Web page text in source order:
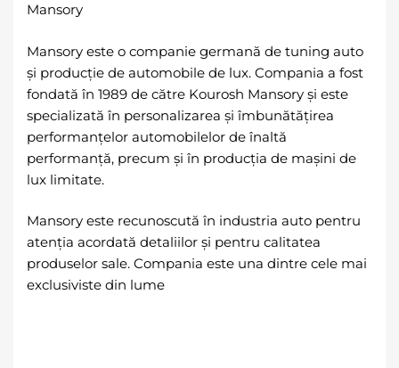
Mansory
Mansory este o companie germană de tuning auto
și producție de automobile de lux. Compania a fost
fondată în 1989 de către Kourosh Mansory și este
specializată în personalizarea și îmbunătățirea
performanțelor automobilelor de înaltă
performanță, precum și în producția de mașini de
lux limitate.
Mansory este recunoscută în industria auto pentru
atenția acordată detaliilor și pentru calitatea
produselor sale. Compania este una dintre cele mai
exclusiviste din lume